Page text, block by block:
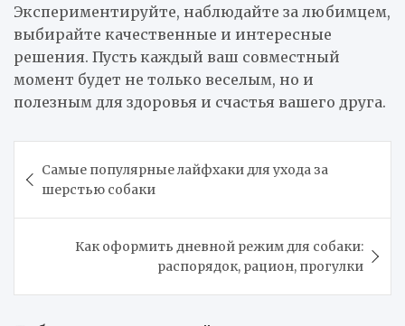
Экспериментируйте, наблюдайте за любимцем,
выбирайте качественные и интересные
решения. Пусть каждый ваш совместный
момент будет не только веселым, но и
полезным для здоровья и счастья вашего друга.
по
записям
Самые популярные лайфхаки для ухода за
шерстью собаки
Как оформить дневной режим для собаки:
распорядок, рацион, прогулки